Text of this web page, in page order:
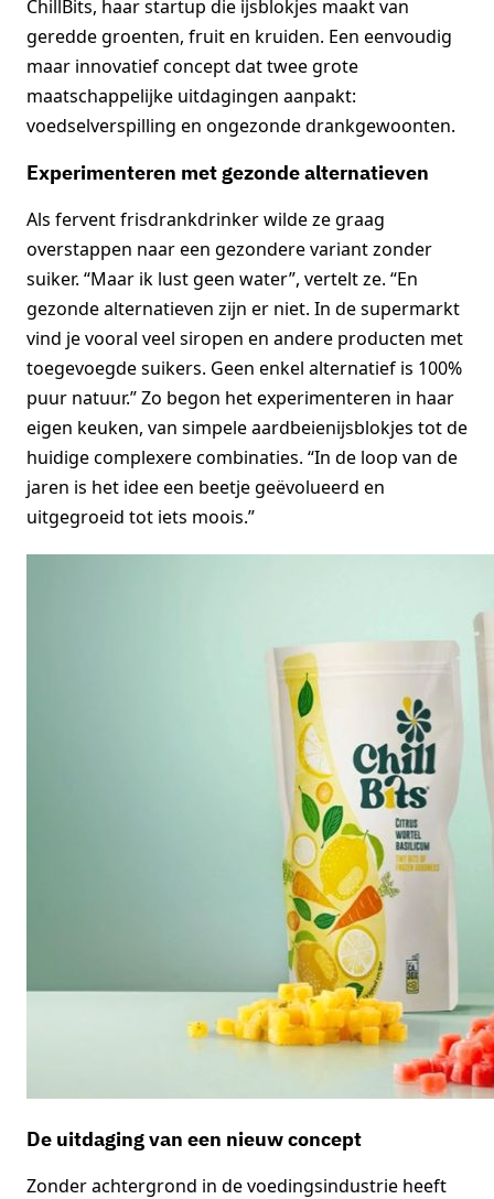
ChillBits, haar startup die ijsblokjes maakt van
geredde groenten, fruit en kruiden. Een eenvoudig
maar innovatief concept dat twee grote
maatschappelijke uitdagingen aanpakt:
voedselverspilling en ongezonde drankgewoonten.
Experimenteren met gezonde alternatieven
Als fervent frisdrankdrinker wilde ze graag
overstappen naar een gezondere variant zonder
suiker. “Maar ik lust geen water”, vertelt ze. “En
gezonde alternatieven zijn er niet. In de supermarkt
vind je vooral veel siropen en andere producten met
toegevoegde suikers. Geen enkel alternatief is 100%
puur natuur.” Zo begon het experimenteren in haar
eigen keuken, van simpele aardbeienijsblokjes tot de
huidige complexere combinaties. “In de loop van de
jaren is het idee een beetje geëvolueerd en
uitgegroeid tot iets moois.”
De uitdaging van een nieuw concept
Zonder achtergrond in de voedingsindustrie heeft